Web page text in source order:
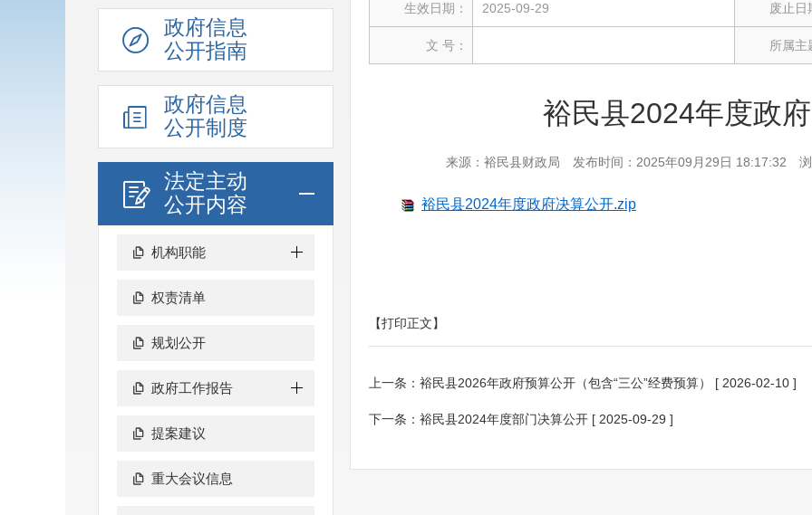
政府信息
公开指南
政府信息
公开制度
法定主动
公开内容
机构职能
权责清单
规划公开
政府工作报告
提案建议
重大会议信息
生效日期： 2025-09-29 废止日
文 号： 所属主
裕民县2024年度政
来源：裕民县财政局 发布时间：2025年09月29日 18:17:32
裕民县2024年度政府决算公开.zip
【打印正文】
上一条： 裕民县2026年政府预算公开（包含“三公”经费预算） [ 2026-02-10 ]
下一条： 裕民县2024年度部门决算公开 [ 2025-09-29 ]